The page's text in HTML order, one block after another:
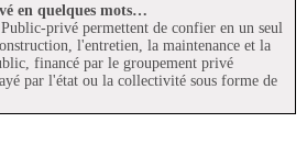
en quelques mots…
privé permettent de confier en un seul
l'entretien, la maintenance et la
financé par le groupement privé
par l'état ou la collectivité sous forme de